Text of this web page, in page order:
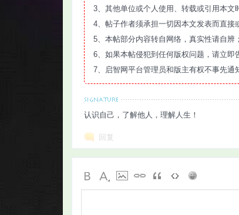
3、其他单位或个人使用、转载或引用本文
4、帖子作者须承担一切因本文发表而直接
5、本帖部分内容转自网络，真实性请自辨
6、如果本帖侵犯到任何版权问题，请立即
7、启智网平台管理员和版主有权不事先通
认识自己，了解他人，理解人生！
回复